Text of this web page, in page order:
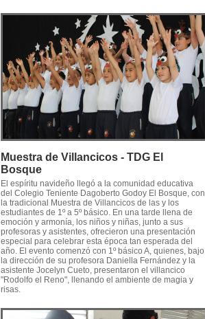
Muestra de Villancicos - TDG El
Bosque
El espíritu navideño llegó a la comunidad educativa
del Colegio Teniente Dagoberto Godoy El Bosque, con
la tradicional Muestra de Villancicos de las y los
estudiantes de 1º a 5º básico. En una tarde llena de
emoción y armonía, los niños y niñas, junto a sus
profesoras y asistentes, ofrecieron una presentación
especial para celebrar esta época tan esperada del
año. El evento comenzó con 1º básico A, quienes, bajo
la dirección de su profesora Daniella Fernández y la
asistente Jocelyn Cueto, presentaron el villancico
"Rodolfo el Reno", llenando el ambiente de magia y
risas.